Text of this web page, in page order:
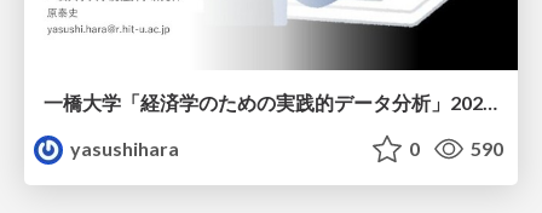
一橋大学「経済学のための実践的データ分析」2020冬 1/12
yasushihara
0 590